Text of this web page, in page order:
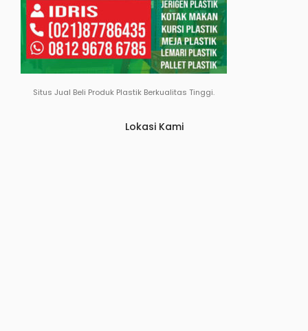
Situs Jual Beli Produk Plastik Berkualitas Tinggi.
Lokasi Kami